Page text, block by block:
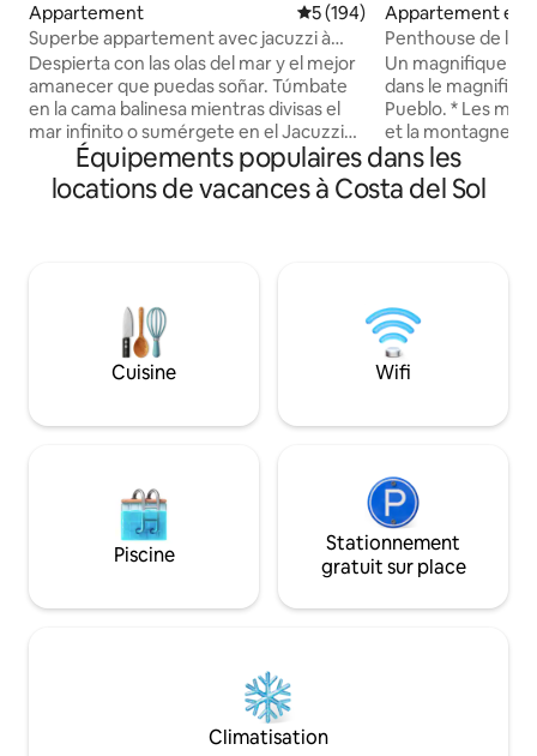
Appartement Évaluation moyenne sur la
5 (194)
Superbe appartement avec jacuzzi à
Savanna Beach
Despierta con las olas del mar y el mejor
amanecer que puedas soñar. Túmbate
en la cama balinesa mientras divisas el
mar infinito o sumérgete en el Jacuzzi
climatizado mientras te tomas una copa
de cava. El Savanna Beach está pensado
para pasar unas vacaciones relajantes en
estilo boho, natural y étnico. La
iluminación por la noche es muy
acogedora y romántica y las vistas son
increíbles. Las cristaleras del salón se
queda completamente abierto al mar. En
climatizado con iluminación nocturna y
una zona de asientos para poder
relajarte leyendo un libro o tomando un
cóctel. El apartamento dispone de dos
ellas está completamente acristalada
como las de las dos habitaciones
disponen de estores opacos
automáticos para así crear privacidad
entre una zona y otra a la hora de
Appartement en
Penthouse de
piscine à
Un magnifique
dans le
Pueblo. * Les meilleures vues sur l'océan
et la montagne
offrir * Détendez-vous sur votre
terrasse privée
un jacuzzi, un lit
et des vues incroyables Le
une décoration
ouvert, les deux
sur la mer et
Équipements populaires dans les
locations de vacances à Costa del Sol
Cuisine Wifi
Piscine
Stationnement
gratuit sur place
Climatisation